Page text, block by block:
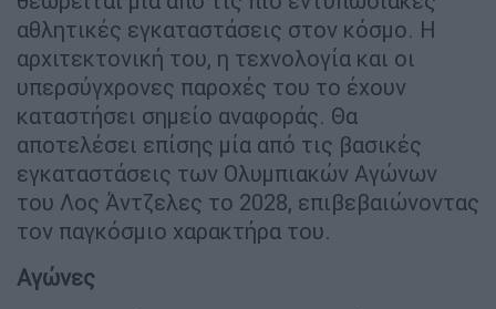
αθλητικές εγκαταστάσεις στον κόσμο. Η
αρχιτεκτονική του, η τεχνολογία και οι
υπερσύγχρονες παροχές του το έχουν
καταστήσει σημείο αναφοράς. Θα
αποτελέσει επίσης μία από τις βασικές
εγκαταστάσεις των Ολυμπιακών Αγώνων
του Λος Άντζελες το 2028, επιβεβαιώνοντας
τον παγκόσμιο χαρακτήρα του.
Αγώνες